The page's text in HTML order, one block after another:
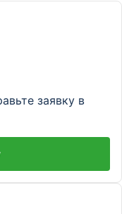
заявку в